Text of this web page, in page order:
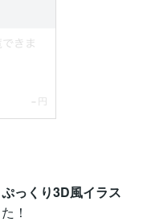
ぷっくり3D風イラス
！